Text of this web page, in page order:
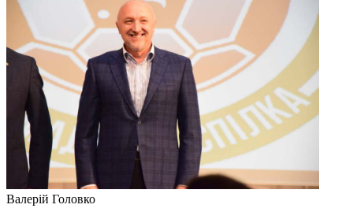
Валерій Головко